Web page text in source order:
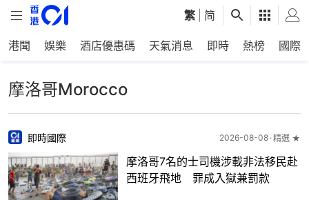
繁 简
港聞 娛樂 酒店優惠碼 天氣消息 即時 熱榜 國際
摩洛哥Morocco
即時國際 2026-08-08 精選 ★
摩洛哥7名的士司機涉載非法移民赴
西班牙飛地 罪成入獄兼罰款